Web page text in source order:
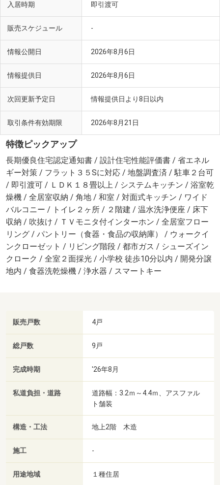
入居時期 即引渡可
販売スケジュール -
情報公開日 2026年8月6日
情報提供日 2026年8月6日
次回更新予定日 情報提供日より8日以内
取引条件有効期限 2026年8月21日
特徴ピックアップ
長期優良住宅認定通知書 / 設計住宅性能評価書 / 省エネル
ギー対策 / フラット３５Sに対応 / 地盤調査済 / 駐車２台可
/ 即引渡可 / ＬＤＫ１８畳以上 / システムキッチン / 浴室乾
燥機 / 全居室収納 / 角地 / 和室 / 対面式キッチン / ワイド
バルコニー / トイレ２ヶ所 / ２階建 / 温水洗浄便座 / 床下
収納 / 吹抜け / ＴＶモニタ付インターホン / 全居室フロー
リング / パントリー（食器・食品の収納庫） / ウォークイ
ンクローゼット / リビング階段 / 都市ガス / シューズイン
クローク / 全室２面採光 / 小学校 徒歩10分以内 / 開発分譲
地内 / 食器洗乾燥機 / 浄水器 / スマートキー
販売戸数 4戸
総戸数 9戸
完成時期 '26年8月
私道負担・道路
道路幅：3.2ｍ～4.4ｍ、アスファル
ト舗装
構造・工法 地上2階 木造
施工 -
用途地域 １種住居